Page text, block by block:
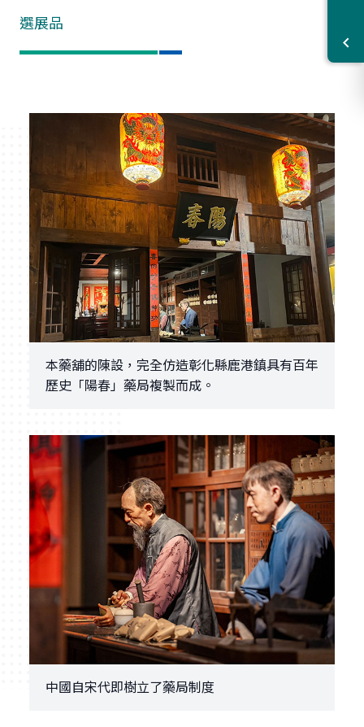
選展品
本藥舖的陳設，完全仿造彰化縣鹿港鎮具有百年
歷史「陽春」藥局複製而成。
中國自宋代即樹立了藥局制度